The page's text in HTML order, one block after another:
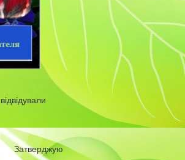
Затверджую